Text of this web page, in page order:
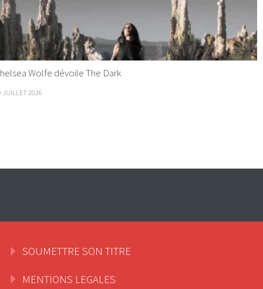
Wolfe dévoile The Dark
JUILLET 2026
SOUMETTRE SON TITRE
MENTIONS LEGALES